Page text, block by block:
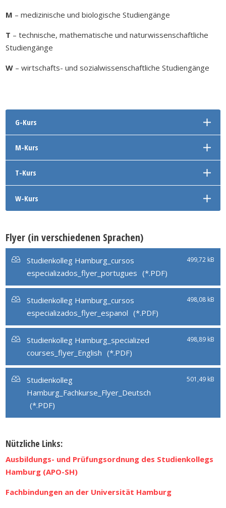
M – medizinische und biologische Studiengänge
T – technische, mathematische und naturwissenschaftliche
Studiengänge
W – wirtschafts- und sozialwissenschaftliche Studiengänge
G-Kurs
M-Kurs
T-Kurs
W-Kurs
Flyer (in verschiedenen Sprachen)
Studienkolleg Hamburg_cursos
especializados_flyer_portugues
499,72 kB
Studienkolleg Hamburg_cursos
especializados_flyer_espanol
498,08 kB
Studienkolleg Hamburg_specialized
courses_flyer_English
498,89 kB
Studienkolleg
Hamburg_Fachkurse_Flyer_Deutsch
501,49 kB
Nützliche Links:
Ausbildungs- und Prüfungsordnung des Studienkollegs
Hamburg (APO-SH)
Fachbindungen an der Universität Hamburg